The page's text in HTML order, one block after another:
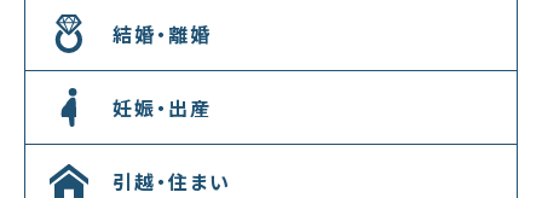
結婚・離婚
妊娠・出産
引越・住まい